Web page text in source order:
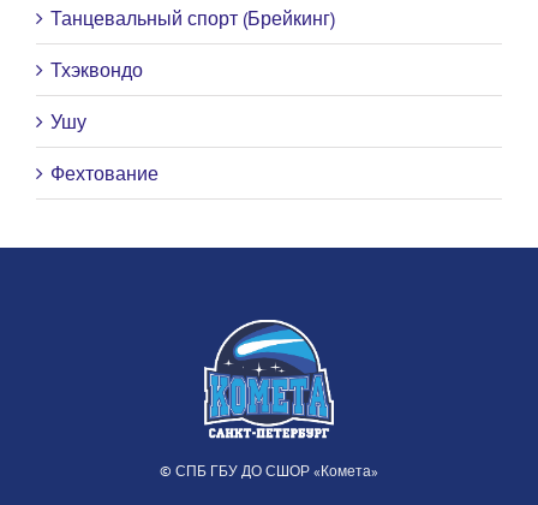
Танцевальный спорт (Брейкинг)
Тхэквондо
Ушу
Фехтование
© СПБ ГБУ ДО СШОР «Комета»